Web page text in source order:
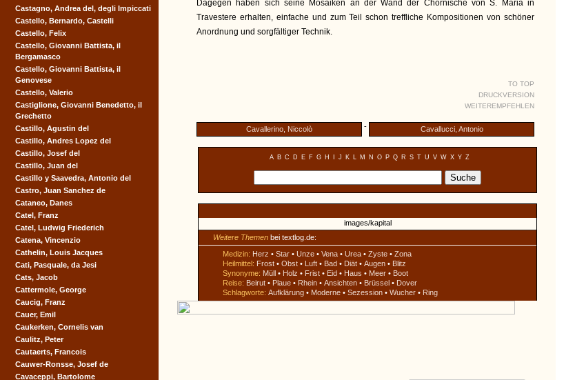
Dagegen haben sich seine Mosaiken an der Wand der Chornische von S. Maria in
Travestere erhalten, einfache und zum Teil schon treffliche Kompositionen von schöner
Anordnung und sorgfältiger Technik.
TO TOP
DRUCKVERSION
WEITEREMPFEHLEN
Cavallerino, Niccolò - Cavallucci, Antonio
A B C D E F G H J K L M N O P Q R S T U V W X Y Z
Weitere Themen bei textlog.de:
Medizin: Herz • Star • Unze • Vena • Urea • Zyste • Zona
Heilmittel: Frost • Obst • Luft • Bad • Diät • Augen • Blitz
Synonyme: Müll • Holz • Frist • Eid • Haus • Meer • Boot
Reise: Beirut • Plaue • Rhein • Ansichten • Brüssel • Dover
Schlagworte: Aufklärung • Moderne • Sezession • Wucher • Ring
Castagno, Andrea del, degli Impiccati
Castello, Bernardo, Castelli
Castello, Felix
Castello, Giovanni Battista, il
Bergamasco
Castello, Giovanni Battista, il
Genovese
Castello, Valerio
Castiglione, Giovanni Benedetto, il
Grechetto
Castillo, Agustin del
Castillo, Andres Lopez del
Castillo, Josef del
Castillo, Juan del
Castillo y Saavedra, Antonio del
Castro, Juan Sanchez de
Cataneo, Danes
Catel, Franz
Catel, Ludwig Friederich
Catena, Vincenzio
Cathelin, Louis Jacques
Cati, Pasquale, da Jesi
Cats, Jacob
Cattermole, George
Caucig, Franz
Cauer, Emil
Caukerken, Cornelis van
Caulitz, Peter
Cautaerts, Francois
Cauwer-Ronsse, Josef de
Cavaceppi, Bartolome